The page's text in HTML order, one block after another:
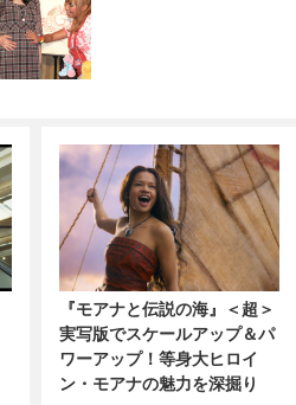
『モアナと伝説の海』＜超＞
実写版でスケールアップ＆パ
ワーアップ！等身大ヒロイ
ン・モアナの魅力を深掘り